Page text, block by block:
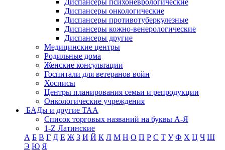
Диспансеры психоневрологические
Диспансеры онкологические
Диспансеры противотуберкулезные
Диспансеры кожно-венерологические
Диспансеры другие
Медицинские центры
Родильные дома
Женские консультации
Госпитали для ветеранов войн
Хосписы
Центры планирования семьи и репродукции
Онкологические учреждения
БАДы и другие ТАА
Список торговых названий на буквы А-Я
1-Z Латинские
А Б В Г Д Е Ж З И Й К Л М Н О П Р С Т У Ф Х Ц Ч Ш
Э Ю Я